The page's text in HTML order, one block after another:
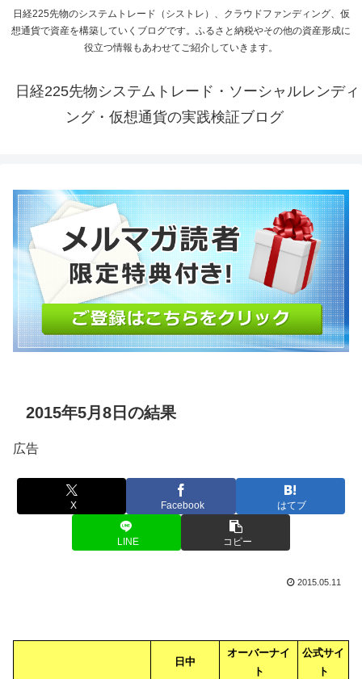
日経225先物のシステムトレード（シストレ）、クラウドファンディング、仮
想通貨で資産を構築していくブログです。ふるさと納税やその他の資産形成に
役立つ情報もあわせてご紹介していきます。
日経225先物システムトレード・ソーシャルレンディ
ング・仮想通貨の実践検証ブログ
2015年5月8日の結果
広告
X Facebook はてブ
LINE コピー
2015.05.11
日中
オーバーナイ
ト
公式サイ
ト